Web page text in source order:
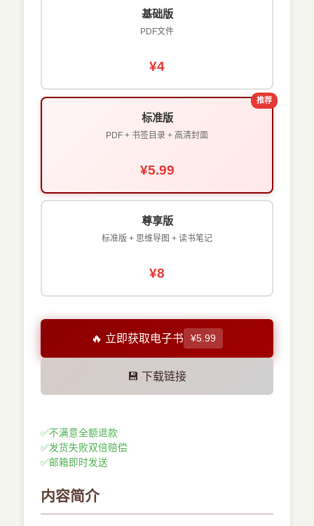
基础版
PDF文件
¥4
推荐
标准版
PDF + 书签目录 + 高清封面
¥5.99
尊享版
标准版 + 思维导图 + 读书笔记
¥8
🔥 立即获取电子书 ¥5.99
💾 下载链接
✅不满意全额退款
✅发货失败双倍赔偿
✅邮箱即时发送
内容简介